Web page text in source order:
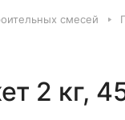
смесей
2 кг,